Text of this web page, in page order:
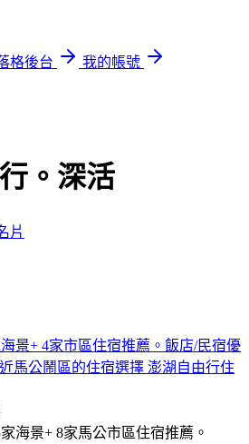
格後台
我的帳號
。深活
片
海景+ 4家市區住宿推薦。飯店/民宿優
馬公鬧區的住宿選擇 澎湖自由行住